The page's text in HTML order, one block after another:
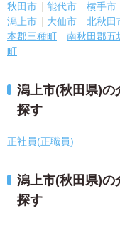
秋田市 能代市 横手市
潟上市
大仙市 北秋田
本郡三種町
南秋田郡五
町
潟上市(秋田県)の
探す
正社員(正職員)
潟上市(秋田県)の
探す